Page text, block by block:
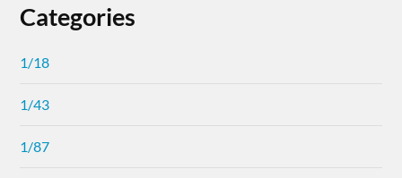
Categories
1/18
1/43
1/87